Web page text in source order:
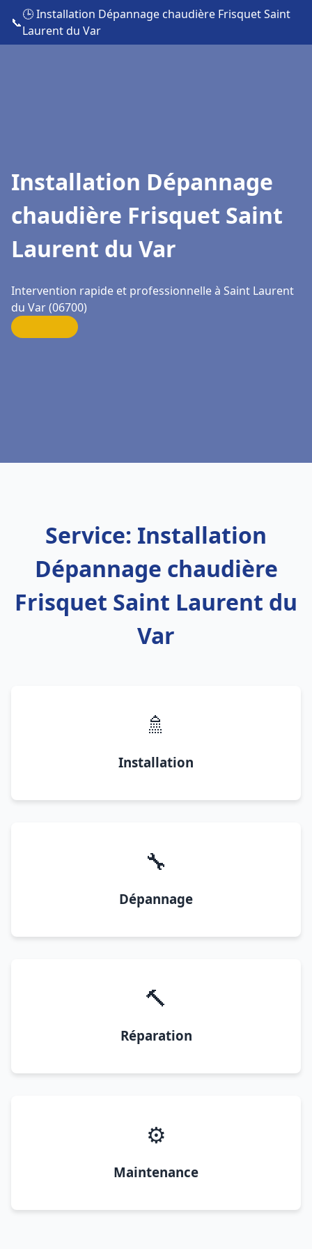
📞
🕒 Installation Dépannage chaudière Frisquet Saint
Laurent du Var
Installation Dépannage
chaudière Frisquet Saint
Laurent du Var
Intervention rapide et professionnelle à Saint Laurent
du Var (06700)
Service: Installation
Dépannage chaudière
Frisquet Saint Laurent du
Var
🚿
Installation
🔧
Dépannage
🔨
Réparation
⚙️
Maintenance